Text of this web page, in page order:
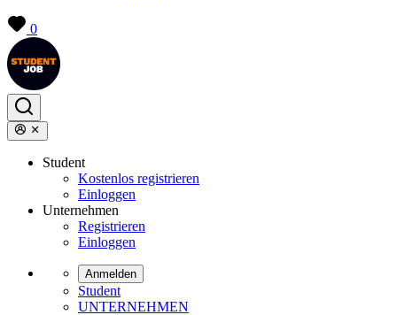
0
Student
Kostenlos registrieren
Einloggen
Unternehmen
Registrieren
Einloggen
Anmelden
Student
UNTERNEHMEN